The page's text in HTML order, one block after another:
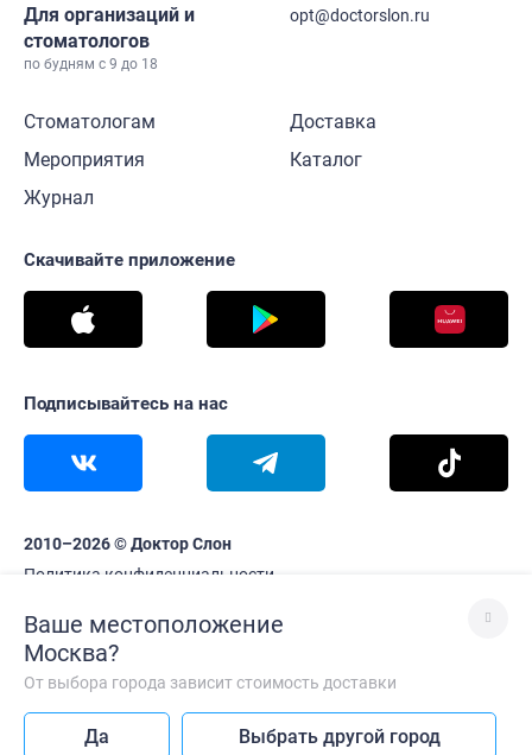
Для организаций и
стоматологов
по будням с 9 до 18
opt@doctorslon.ru
Стоматологам
Мероприятия
Журнал
Доставка
Каталог
Скачивайте приложение
Подписывайтесь на нас
2010–2026 © Доктор Слон
Политика конфиденциальности
публичной офертой
Цены и наличие товара актуальны на 6 августа 18:07
Лучше без VPN
Так сайт работает быстрее
Ваше местоположение
Москва?
От выбора города зависит стоимость доставки
Да Выбрать другой город